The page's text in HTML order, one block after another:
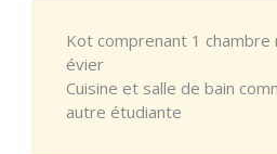
Kot comprenant 1 chambre
évier
Cuisine et salle de bain
autre étudiante